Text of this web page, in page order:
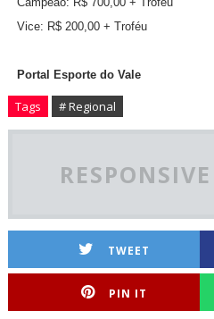
Vice: R$ 200,00 + Troféu
Portal Esporte do Vale
Tags # Regional
TWEET
PIN IT